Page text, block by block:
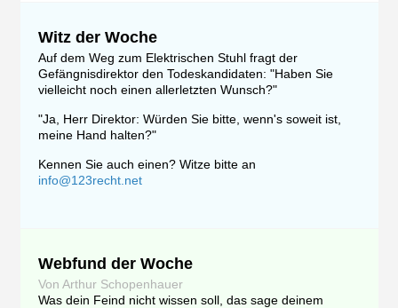
Witz der Woche
Auf dem Weg zum Elektrischen Stuhl fragt der
Gefängnisdirektor den Todeskandidaten: "Haben Sie
vielleicht noch einen allerletzten Wunsch?"
"Ja, Herr Direktor: Würden Sie bitte, wenn's soweit ist,
meine Hand halten?"
Kennen Sie auch einen? Witze bitte an
info@123recht.net
Webfund der Woche
Von Arthur Schopenhauer
Was dein Feind nicht wissen soll, das sage deinem